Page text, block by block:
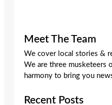
Meet The Team
We cover local stories &
We are three musketeers
harmony to bring you
Recent Posts